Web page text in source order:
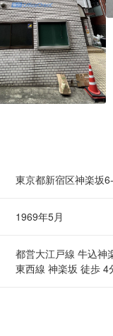
東京都新宿区神楽坂
1969年5月
都営大江戸線 牛込神
東西線 神楽坂 徒歩 4